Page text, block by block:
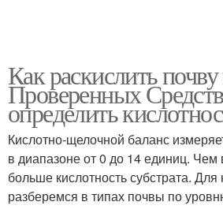
Как раскислить
Проверенных
определить
Кислотно-щелочной баланс
в диапазоне от 0 до 14 единиц.
больше кислотность субстрата.
разберемся в типах почвы по